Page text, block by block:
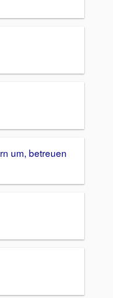
um, betreuen